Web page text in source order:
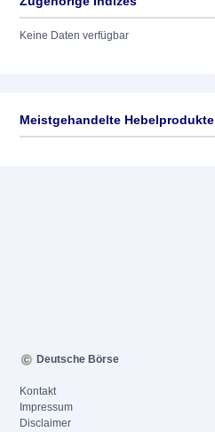
Keine Daten verfügbar
Meistgehandelte Hebelprodukte
Deutsche Börse
Kontakt
Impressum
Disclaimer